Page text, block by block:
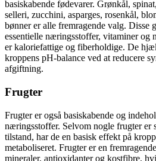
basiskabende fødevarer. Grønkål,
selleri, zucchini, asparges, rosenkål,
bønner er alle fremragende valg. Disse
essentielle næringsstoffer, vitaminer og
er kaloriefattige og fiberholdige. De
kroppens pH-balance ved at reducere
afgiftning.
Frugter
Frugter er også basiskabende og
næringsstoffer. Selvom nogle frugter er
tilstand, har de en basisk effekt på
metaboliseret. Frugter er en
mineraler, antioxidanter og kostfibre,